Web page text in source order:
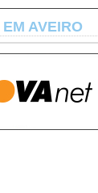
EM AVEIRO